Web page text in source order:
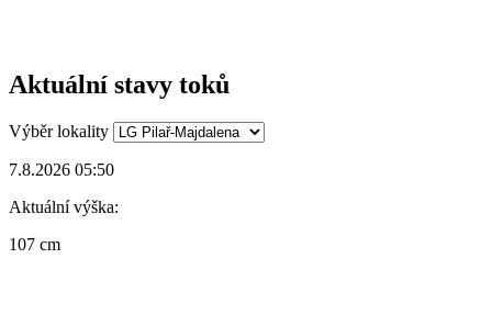
Aktuální stavy toků
Výběr lokality
7.8.2026 05:50
Aktuální výška:
107 cm